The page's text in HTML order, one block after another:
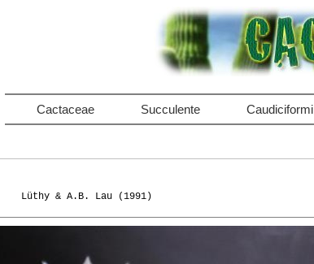
Cactaceae Succulente Caudiciformi
Lüthy & A.B. Lau (1991)